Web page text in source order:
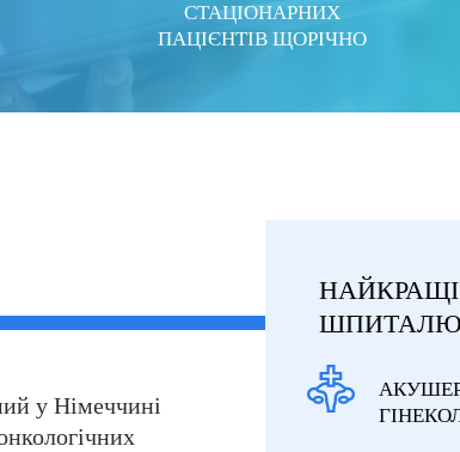
СТАЦІОНАРНИХ
ПАЦІЄНТІВ ЩОРІЧНО
у Німеччині
ШПИТАЛЮ